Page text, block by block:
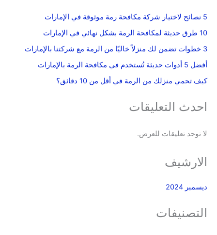
5 نصائح لاختيار شركة مكافحة رمة موثوقة في الإمارات
10 طرق حديثة لمكافحة الرمة بشكل نهائي في الإمارات
3 خطوات تضمن لك منزلاً خاليًا من الرمة مع شركتنا بالإمارات
أفضل 5 أدوات حديثة تُستخدم في مكافحة الرمة بالإمارات
كيف تحمي منزلك من الرمة في أقل من 10 دقائق؟
احدث التعليقات
لا توجد تعليقات للعرض.
الارشيف
ديسمبر 2024
التصنيفات